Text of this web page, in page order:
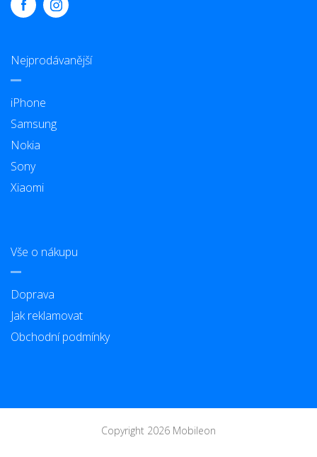
Nejprodávanější
iPhone
Samsung
Nokia
Sony
Xiaomi
Vše o nákupu
Doprava
Jak reklamovat
Obchodní podmínky
Copyright 2026 Mobileon